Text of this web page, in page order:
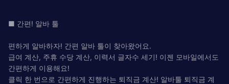
■ 간편! 알바 툴
편하게 알바하자! 간편 알바 툴이 찾아왔어요.
급여 계산, 주휴 수당 계산, 이력서 글자수 세기! 이젠 모바일에서도
간편하게 이용해요!
클릭 한 번으로 간편하게 진행하는 퇴직금 계산! 알바툴 퇴직금 계